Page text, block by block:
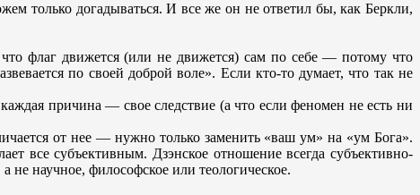
только догадываться. И все же он не ответил бы, как Беркли,
флаг движется (или не движется) сам по себе — потому что
по своей доброй воле». Если кто-то думает, что так не
причина — свое следствие (а что если феномен не есть ни
от нее — нужно только заменить «ваш ум» на «ум Бога».
все субъективным. Дзэнское отношение всегда субъективно-
научное, философское или теологическое.